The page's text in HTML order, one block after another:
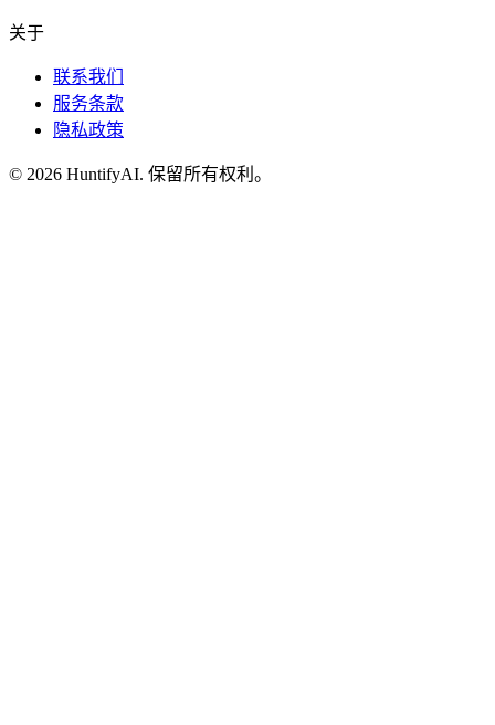
关于
联系我们
服务条款
隐私政策
© 2026 HuntifyAI. 保留所有权利。